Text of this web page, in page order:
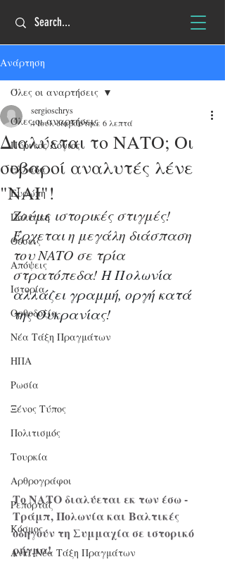
Ανάρτηση
Όλες οι αναρτήσεις
Πύρινος Λόγιος
Ελλάδα
Ευρώπη
Πολιτική
Θέσεις
Απόψεις
Ιστορία
Ορθοδοξία
Νέα Τάξη Πραγμάτων
ΗΠΑ
Ρωσία
Ξένος Τύπος
Πολιτισμός
Τουρκία
Αρθρογράφοι
Ρεπορτάζ
Κόσμος
Αντί-Νέα Τάξη Πραγμάτων
Όλες οι αναρτήσεις
Διαλύεται το ΝΑΤΟ; Οι
σοβαροί αναλυτές λένε
"ΝΑΙ"!
sergioschrys
4 Ιουλδιαβάστηκε 6 λεπτά
Ζούμε ιστορικές στιγμές!
Έρχεται η μεγάλη διάσπαση
του ΝΑΤΟ σε τρία
στρατόπεδα! Η Πολωνία
αλλάζει γραμμή, οργή κατά
της Ουκρανίας!
Το ΝΑΤΟ διαλύεται εκ των έσω -
Tράμπ, Πολωνία και Βαλτικές
οδηγούν τη Συμμαχία σε ιστορικό
ρήγμα!